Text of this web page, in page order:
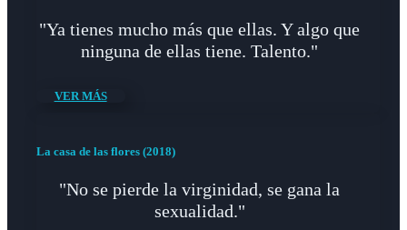
"Ya tienes mucho más que ellas. Y algo que
ninguna de ellas tiene. Talento."
VER MÁS
La casa de las flores (2018)
"No se pierde la virginidad, se gana la
sexualidad."